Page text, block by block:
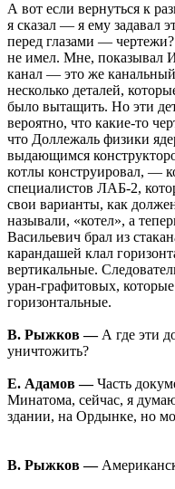
А вот если вернуться к
я сказал — я ему задавал
перед глазами —
не имел. Мне, показывал
канал — это же
несколько деталей,
было вытащить. Но эти
вероятно, что какие-то
что Доллежаль физики
выдающимся
котлы конструировал, —
специалистов ЛАБ-2,
свои варианты, как
называли, «котел», а
Васильевич брал из
карандашей клал
вертикальные.
уран-графитовых,
горизонтальные.
В. Рыжков —А где эти
уничтожить?
Е. Адамов —Часть
Минатома, сейчас, я
здании, на Ордынке, но
В. Рыжков —